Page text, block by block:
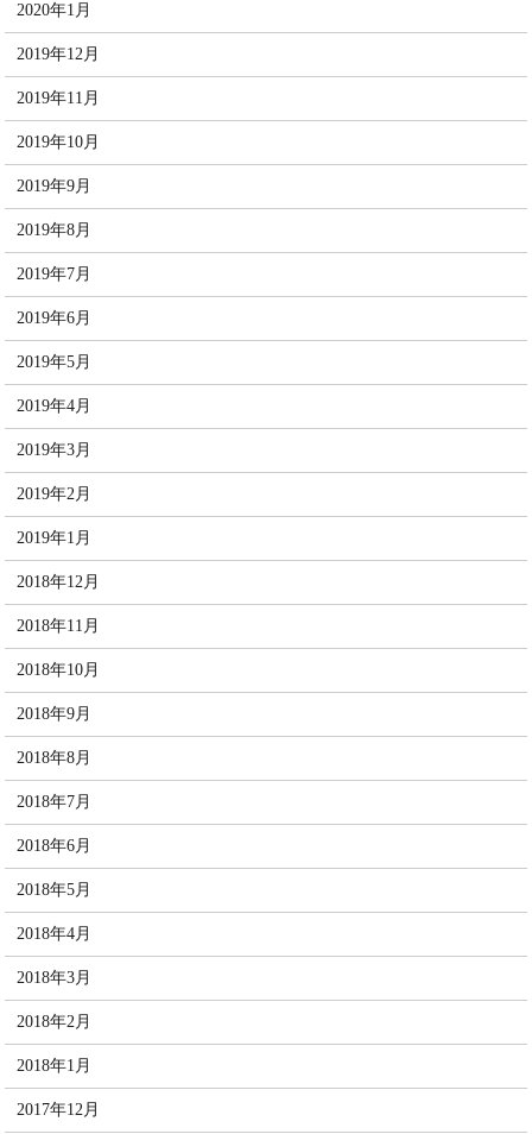
2020年1月
2019年12月
2019年11月
2019年10月
2019年9月
2019年8月
2019年7月
2019年6月
2019年5月
2019年4月
2019年3月
2019年2月
2019年1月
2018年12月
2018年11月
2018年10月
2018年9月
2018年8月
2018年7月
2018年6月
2018年5月
2018年4月
2018年3月
2018年2月
2018年1月
2017年12月